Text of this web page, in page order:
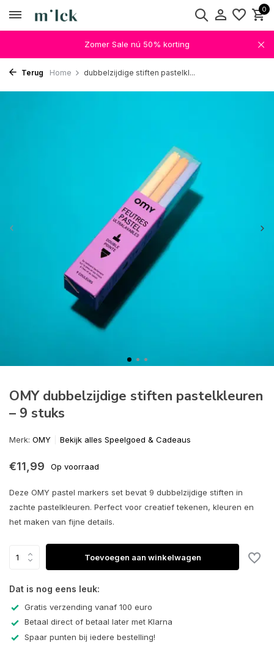
0
Zomer Sale nú 50% korting
Terug Home dubbelzijdige stiften pastelkl...
OMY dubbelzijdige stiften pastelkleuren
– 9 stuks
Merk: OMY Bekijk alles Speelgoed & Cadeaus
€11,99 Op voorraad
Deze OMY pastel markers set bevat 9 dubbelzijdige stiften in
zachte pastelkleuren. Perfect voor creatief tekenen, kleuren en
het maken van fijne details.
Toevoegen aan winkelwagen
Dat is nog eens leuk:
Gratis verzending vanaf 100 euro
Betaal direct of betaal later met Klarna
Spaar punten bij iedere bestelling!